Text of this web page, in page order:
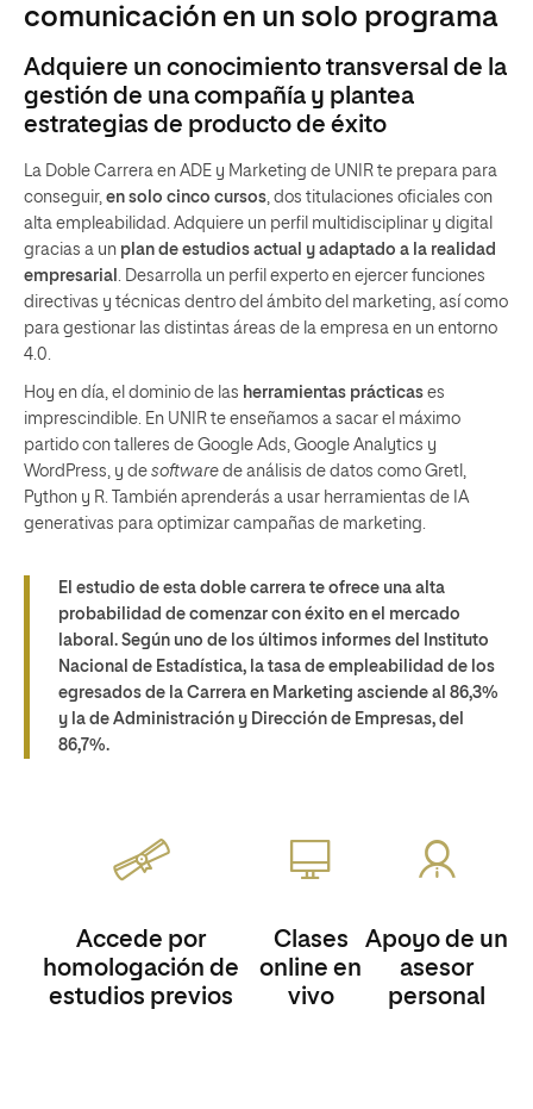
comunicación en un solo programa
Adquiere un conocimiento transversal de la
gestión de una compañía y plantea
estrategias de producto de éxito
La Doble Carrera en ADE y Marketing de UNIR te prepara para
conseguir, en solo cinco cursos, dos titulaciones oficiales con
alta empleabilidad. Adquiere un perfil multidisciplinar y digital
gracias a un plan de estudios actual y adaptado a la realidad
empresarial . Desarrolla un perfil experto en ejercer funciones
directivas y técnicas dentro del ámbito del marketing, así como
para gestionar las distintas áreas de la empresa en un entorno
4.0.
Hoy en día, el dominio de las herramientas prácticas es
imprescindible. En UNIR te enseñamos a sacar el máximo
partido con talleres de Google Ads, Google Analytics y
WordPress, y de software de análisis de datos como Gretl,
Python y R. También aprenderás a usar herramientas de IA
generativas para optimizar campañas de marketing.
El estudio de esta doble carrera te ofrece una alta
probabilidad de comenzar con éxito en el mercado
laboral. Según uno de los últimos informes del Instituto
Nacional de Estadística, la tasa de empleabilidad de los
egresados de la Carrera en Marketing asciende al 86,3%
y la de Administración y Dirección de Empresas, del
86,7%.
Accede por
homologación de
estudios previos
Clases
online en
vivo
Apoyo de un
asesor
personal